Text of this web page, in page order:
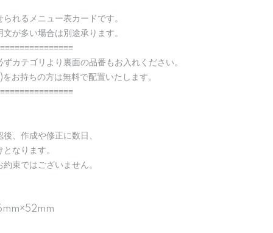
れるメニュー表カードです。
が多い場合は別途承ります。
カテゴリより裏面の品番もお入れください。
持ちの方は無料で配置いたします。
、作成や修正に数日、
なります。
束ではございません。